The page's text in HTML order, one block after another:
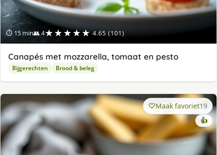
⏱ 15 min👥 4★★★★★ 4.65 (101)
Canapés met mozzarella, tomaat en pesto
Bijgerechten Brood & beleg
Maak favoriet19
👍